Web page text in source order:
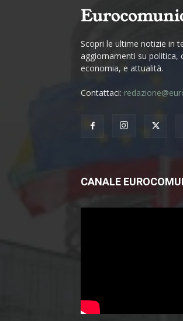
Scopri le ultime notizie in
aggiornamenti su politica,
economia, e attualità.
Contattaci:
CANALE